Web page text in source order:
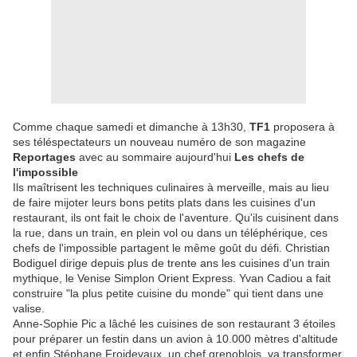
Comme chaque samedi et dimanche à 13h30, TF1 proposera à
ses téléspectateurs un nouveau numéro de son magazine
Reportages avec au sommaire aujourd'hui Les chefs de
l'impossible
Ils maîtrisent les techniques culinaires à merveille, mais au lieu
de faire mijoter leurs bons petits plats dans les cuisines d'un
restaurant, ils ont fait le choix de l'aventure. Qu'ils cuisinent dans
la rue, dans un train, en plein vol ou dans un téléphérique, ces
chefs de l'impossible partagent le même goût du défi. Christian
Bodiguel dirige depuis plus de trente ans les cuisines d'un train
mythique, le Venise Simplon Orient Express. Yvan Cadiou a fait
construire "la plus petite cuisine du monde" qui tient dans une
valise.
Anne-Sophie Pic a lâché les cuisines de son restaurant 3 étoiles
pour préparer un festin dans un avion à 10.000 mètres d'altitude
et enfin Stéphane Froidevaux, un chef grenoblois, va transformer